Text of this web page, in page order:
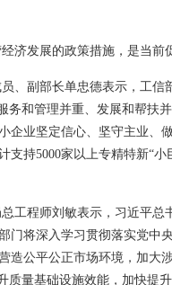
济发展的政策措施，是当前
、副部长单忠德表示，工信
务和管理并重、发展和帮扶
企业坚定信心、坚守主业、
支持5000家以上专精特新“
工程师刘敏表示，习近平
门将深入学习贯彻落实党中
造公平公正市场环境，加大
质量基础设施效能，加快提